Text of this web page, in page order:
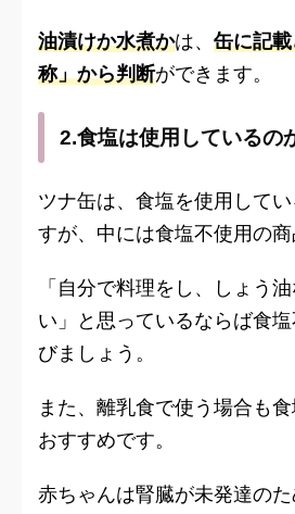
油漬けか水煮かは、 缶に記
称」から判断ができます。
2.食塩は使用しているの
ツナ缶は、食塩を使用して
すが、中には食塩不使用の商
「自分で料理をし、しょう
い」と思っているならば食
びましょう。
また、離乳食で使う場合も
おすすめです。
赤ちゃんは腎臓が未発達の